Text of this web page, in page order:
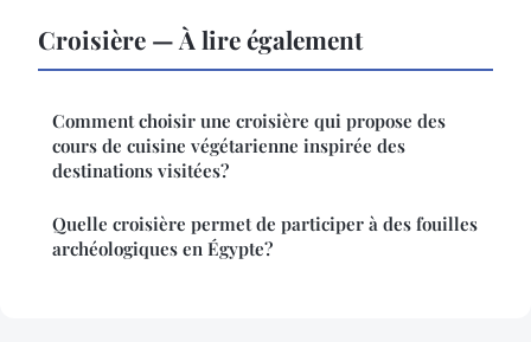
Croisière — À lire également
Comment choisir une croisière qui propose des
cours de cuisine végétarienne inspirée des
destinations visitées?
Quelle croisière permet de participer à des fouilles
archéologiques en Égypte?